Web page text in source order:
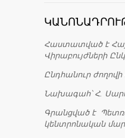
Հաստատված է
Վիրաբույժների
Ընդհանուր ժողովի
Նախագահ՝ Հ.
Գրանցված է
կենտրոնական